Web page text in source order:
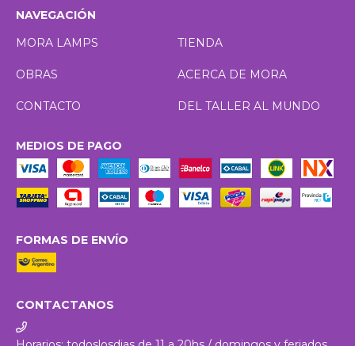
NAVEGACIÓN
MORA LAMPS
TIENDA
OBRAS ACERCA DE MORA
CONTACTO DEL TALLER AL MUNDO
MEDIOS DE PAGO
FORMAS DE ENVÍO
CONTACTANOS